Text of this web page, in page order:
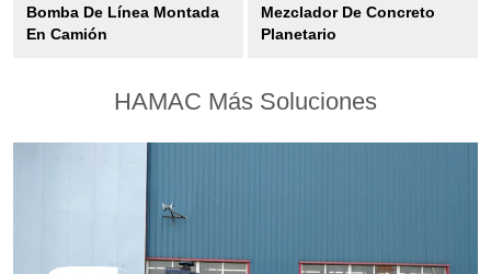
Bomba De Línea Montada
En Camión
Mezclador De Concreto
Planetario
HAMAC Más Soluciones